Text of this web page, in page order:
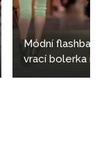
Módní
vrací bolerka i